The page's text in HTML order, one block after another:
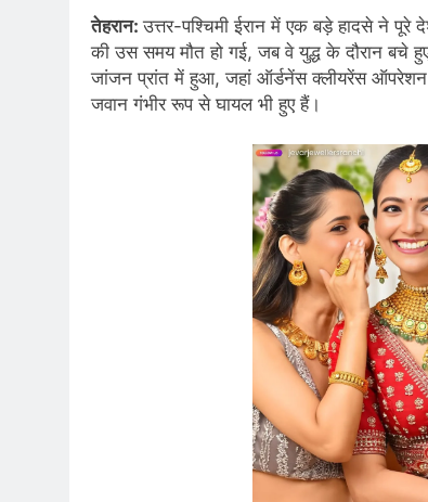
तेहरान:उत्तर-पश्चिमी ईरान में एक बड़े हादसे ने पूरे
की उस समय मौत हो गई, जब वे युद्ध के दौरान बचे
जांजन प्रांत में हुआ, जहां ऑर्डनेंस क्लीयरेंस ऑपरेशन
जवान गंभीर रूप से घायल भी हुए हैं।